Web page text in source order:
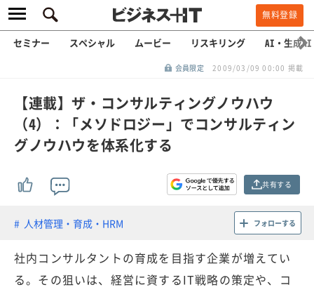
無料登録
セミナー スペシャル ムービー リスキリング AI・生成AI
会員限定 2009/03/09 00:00 掲載
【連載】ザ・コンサルティングノウハウ
（4）：「メソドロジー」でコンサルティン
グノウハウを体系化する
共有する
人材管理・育成・HRM フォローする
社内コンサルタントの育成を目指す企業が増えてい
る。その狙いは、経営に資するIT戦略の策定や、コ